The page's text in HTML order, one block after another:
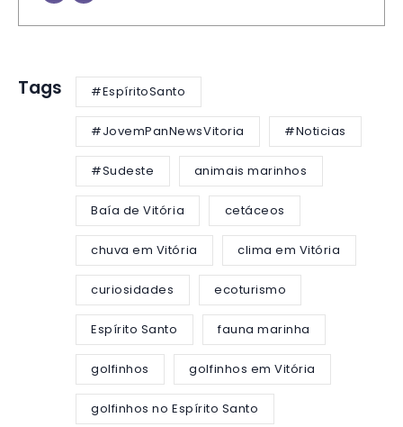
Tags #EspíritoSanto
#JovemPanNewsVitoria #Noticias
#Sudeste animais marinhos
Baía de Vitória cetáceos
chuva em Vitória clima em Vitória
curiosidades ecoturismo
Espírito Santo fauna marinha
golfinhos golfinhos em Vitória
golfinhos no Espírito Santo